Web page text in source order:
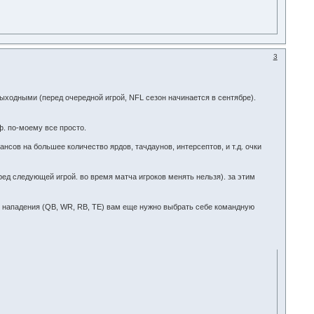
3
(перед очередной игрой, NFL сезон начинается в сентябре).
по-моему все просто.
на большее количество ярдов, тачдаунов, интерсептов, и т.д. очки
следующей игрой. во время матча игроков менять нельзя). за этим
(QB, WR, RB, TE) вам еще нужно выбрать себе командную